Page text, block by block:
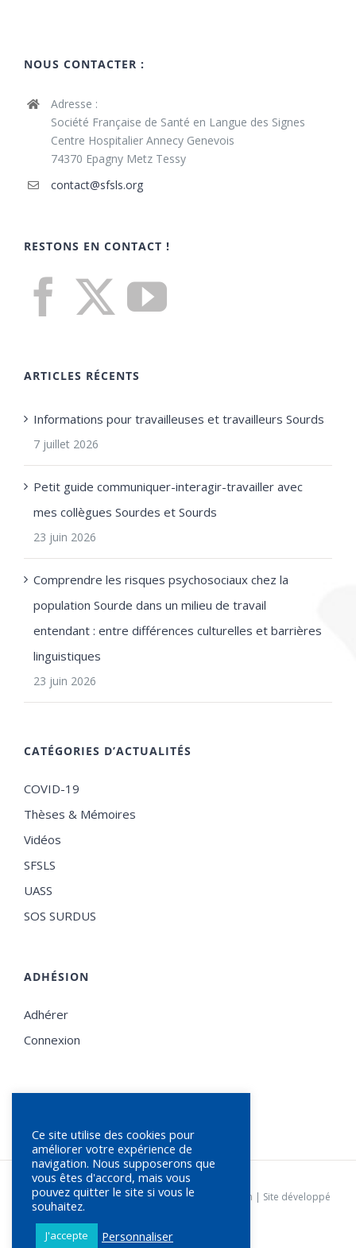
NOUS CONTACTER :
Adresse :
Société Française de Santé en Langue des Signes
Centre Hospitalier Annecy Genevois
74370 Epagny Metz Tessy
contact@sfsls.org
RESTONS EN CONTACT !
ARTICLES RÉCENTS
Informations pour travailleuses et travailleurs Sourds
7 juillet 2026
Petit guide communiquer-interagir-travailler avec
mes collègues Sourdes et Sourds
23 juin 2026
Comprendre les risques psychosociaux chez la
population Sourde dans un milieu de travail
entendant : entre différences culturelles et barrières
linguistiques
23 juin 2026
CATÉGORIES D’ACTUALITÉS
COVID-19
Thèses & Mémoires
Vidéos
SFSLS
UASS
SOS SURDUS
ADHÉSION
Adhérer
Connexion
© Copyright2026 | SFSLS |Statuts de l'association | Site développé
Ce site utilise des cookies pour
améliorer votre expérience de
navigation. Nous supposerons que
vous êtes d'accord, mais vous
pouvez quitter le site si vous le
souhaitez.
J'accepte Personnaliser